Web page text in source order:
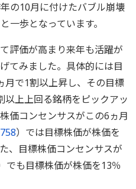
の10月に付けたバブル崩壊
一歩となっています。
評価が高まり来年も活躍が
てみました。具体的には目
月で1割以上昇し、その目標
上上回る銘柄をピックアッ
価コンセンサスがこの6ヵ月
）では目標株価が株価を
、目標株価コンセンサスが
でも目標株価が株価を13％